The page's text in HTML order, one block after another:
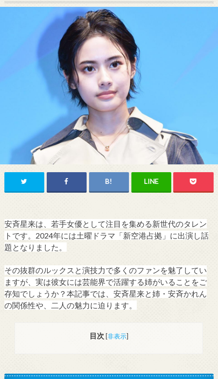
安斉星来は、若手女優として注目を集める新世代のタレン
トです。2024年には土曜ドラマ「新空港占拠」に出演し話
題となりました。
その抜群のルックスと演技力で多くのファンを魅了してい
ますが、実は彼女には芸能界で活躍する姉がいることをご
存知でしょうか？本記事では、安斉星来と姉・安斉かれん
の関係性や、二人の魅力に迫ります。
目次 [非表示]